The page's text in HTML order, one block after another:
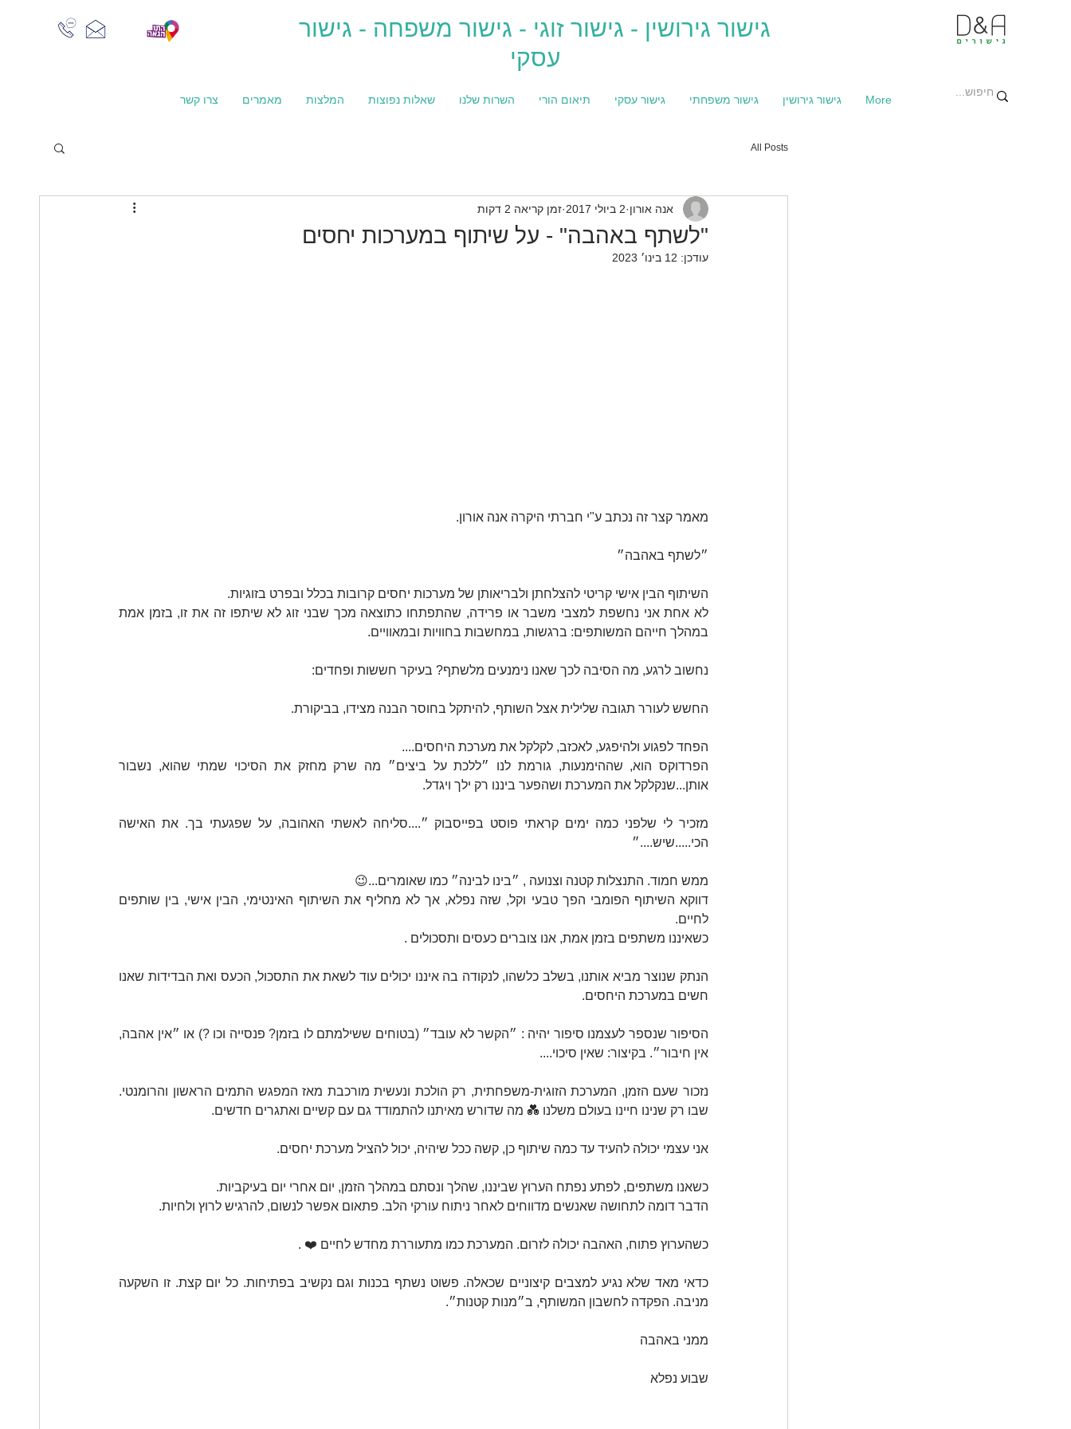
גישור גירושין - גישור זוגי - גישור משפחה - גישור
עסקי
צרו קשר מאמרים המלצות שאלות נפוצות השרות שלנו תיאום הורי גישור עסקי גישור משפחתי גישור גירושין More
All Posts
"לשתף באהבה" - על שיתוף במערכות יחסים
אנה אורון 2 ביולי 2017 זמן קריאה 2 דקות
עודכן: 12 בינו׳ 2023
מאמר קצר זה נכתב ע"י חברתי היקרה אנה אורון.
״לשתף באהבה״
השיתוף הבין אישי קריטי להצלחתן ולבריאותן של מערכות יחסים קרובות בכלל ובפרט בזוגיות.
במהלך חייהם המשותפים: ברגשות, במחשבות בחוויות ובמאוויים.
נחשוב לרגע, מה הסיבה לכך שאנו נימנעים מלשתף? בעיקר חששות ופחדים:
החשש לעורר תגובה שלילית אצל השותף, להיתקל בחוסר הבנה מצידו, בביקורת.
הפחד לפגוע ולהיפגע, לאכזב, לקלקל את מערכת היחסים....
אותן...שנקלקל את המערכת ושהפער ביננו רק ילך ויגדל.
הכי.....שיש....״
ממש חמוד. התנצלות קטנה וצנועה , ״בינו לבינה״ כמו שאומרים...😉
לחיים.
כשאיננו משתפים בזמן אמת, אנו צוברים כעסים ותסכולים .
חשים במערכת היחסים.
אין חיבור״. בקיצור: שאין סיכוי....
שבו רק שנינו חיינו בעולם משלנו 💑 מה שדורש מאיתנו להתמודד גם עם קשיים ואתגרים חדשים.
אני עצמי יכולה להעיד עד כמה שיתוף כן, קשה ככל שיהיה, יכול להציל מערכת יחסים.
כשאנו משתפים, לפתע נפתח הערוץ שביננו, שהלך ונסתם במהלך הזמן, יום אחרי יום בעיקביות.
הדבר דומה לתחושה שאנשים מדווחים לאחר ניתוח עורקי הלב. פתאום אפשר לנשום, להרגיש לרוץ ולחיות.
כשהערוץ פתוח, האהבה יכולה לזרום. המערכת כמו מתעוררת מחדש לחיים ❤️ .
מניבה. הפקדה לחשבון המשותף, ב״מנות קטנות״.
ממני באהבה
שבוע נפלא